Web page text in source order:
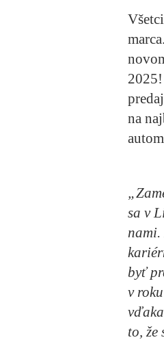
na
sa v
byť
v
to, že